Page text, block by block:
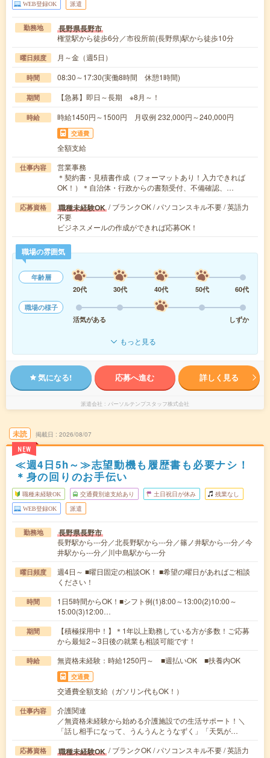
WEB登録OK 派遣
勤務地 長野県長野市
権堂駅から徒歩6分／市役所前(長野県)駅から徒歩10分
曜日頻度 月～金（週5日）
時間 08:30～17:30(実働8時間 休憩1時間)
期間 【急募】即日～長期 ※8月～！
時給 時給1450円～1500円 月収例 232,000円～240,000円
交通費
全額支給
仕事内容
営業事務
＊契約書・見積書作成（フォーマットあり！入力できれば
OK！）＊自治体・行政からの書類受付、不備確認、…
応募資格 職種未経験OK / ブランクOK / パソコンスキル不要 / 英語力
不要
ビジネスメールの作成ができれば応募OK！
職場の雰囲気
年齢層
20代
30代 40代 50代
60代
職場の様子
活気がある
しずか
もっと見る
気になる! 応募へ進む 詳しく見る
派遣会社 パーソルテンプスタッフ株式会社
未読
NEW
掲載日 2026/08/07
≪週4日5h～≫志望動機も履歴書も必要ナシ！
＊身の回りのお手伝い
職種未経験OK 交通費別途支給あり 土日祝日が休み 残業なし
WEB登録OK 派遣
勤務地 長野県長野市
長野駅から---分／北長野駅から---分／篠ノ井駅から---分／今
井駅から---分／川中島駅から---分
曜日頻度
週4日～ ■曜日固定の相談OK！ ■希望の曜日があればご相談
ください！
時間
1日5時間からOK！■シフト例(1)8:00～13:00(2)10:00～
15:00(3)12:00…
期間
【積極採用中！】＊1年以上勤務している方が多数！ご応募
から最短2～3日後の就業も相談可能です！
時給 無資格未経験：時給1250円～ ■週払いOK ■扶養内OK
交通費
交通費全額支給（ガソリン代もOK！）
仕事内容
介護関連
／無資格未経験から始める介護施設での生活サポート！＼
「話し相手になって、うんうんとうなずく」「天気が…
応募資格 職種未経験OK / ブランクOK / パソコンスキル不要 / 英語力